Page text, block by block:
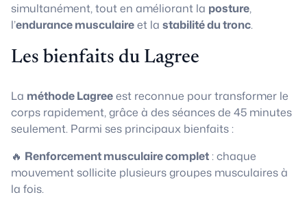
simultanément, tout en améliorant la posture,
l’endurance musculaireet la stabilité du tronc.
Les bienfaits du Lagree
La méthode Lagreeest reconnue pour transformer le
corps rapidement, grâce à des séances de 45 minutes
seulement. Parmi ses principaux bienfaits :
🔥 Renforcement musculaire complet: chaque
mouvement sollicite plusieurs groupes musculaires à
la fois.